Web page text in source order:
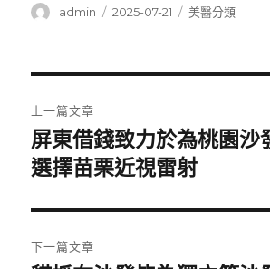
作
admin
發
2025-07-21
分
美醫分類
章
導
覽
上一篇文章
上
一
文
章:
屏東借錢致力於為桃園沙
選擇苗栗近視雷射
下一篇文章